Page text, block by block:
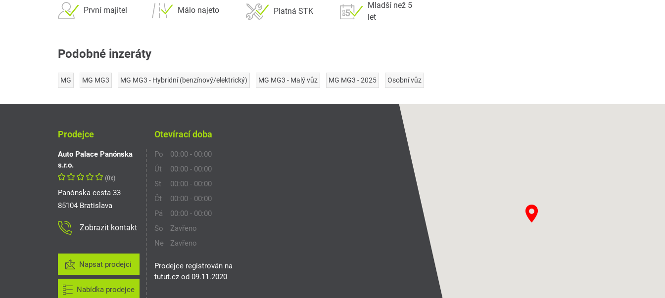
První majitel Málo najeto Platná STK
Mladší než 5
let
Podobné inzeráty
MG MG MG3 MG MG3 - Hybridní (benzínový/elektrický) MG MG3 - Malý vůz MG MG3 - 2025 Osobní vůz
Prodejce
Auto Palace Panónska
s.r.o.
(0x)
Panónska cesta 33
85104 Bratislava
Zobrazit kontakt
Napsat prodejci
Nabídka prodejce
Otevírací doba
Po
00:00 - 00:00
Út
00:00 - 00:00
St
00:00 - 00:00
Čt
00:00 - 00:00
Pá
00:00 - 00:00
So
Zavřeno
Ne
Zavřeno
Prodejce registrován na
tutut.cz od 09.11.2020